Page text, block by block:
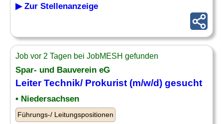
▶ Zur Stellenanzeige
Job vor 2 Tagen bei JobMESH gefunden
Spar- und Bauverein eG
Leiter Technik/ Prokurist (m/w/d) gesucht
• Niedersachsen
Führungs-/ Leitungspositionen